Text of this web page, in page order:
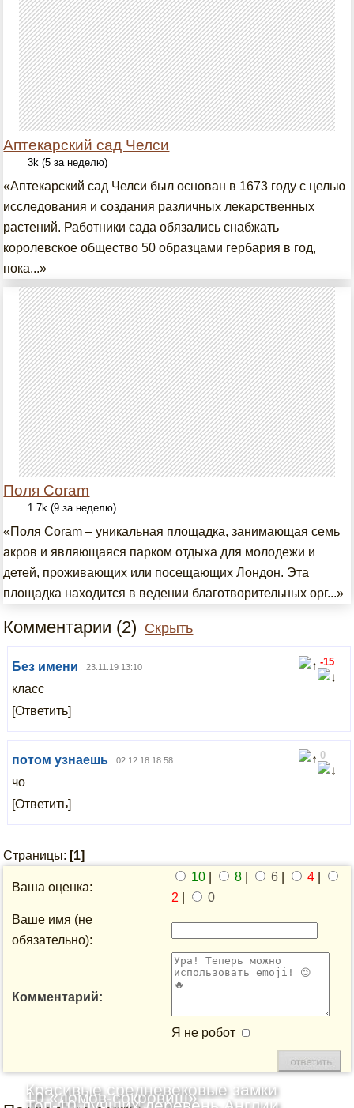
Аптекарский сад Челси
3k (5 за неделю)
«Аптекарский сад Челси был основан в 1673 году с целью
исследования и создания различных лекарственных
растений. Работники сада обязались снабжать
королевское общество 50 образцами гербария в год,
пока...»
Поля Coram
1.7k (9 за неделю)
«Поля Coram – уникальная площадка, занимающая семь
акров и являющаяся парком отдыха для молодежи и
детей, проживающих или посещающих Лондон. Эта
площадка находится в ведении благотворительных орг...»
Комментарии (2) Скрыть
Без имени 23.11.19 13:10
класс
[Ответить]
-15
потом узнаешь 02.12.18 18:58
чо
[Ответить]
0
Страницы: [1]
Ваша оценка:
10 8 6 4
2
0
Ваше имя (не
обязательно):
Комментарий:
Я не робот
Красивые средневековые замки
10 «домов-сокровищ»